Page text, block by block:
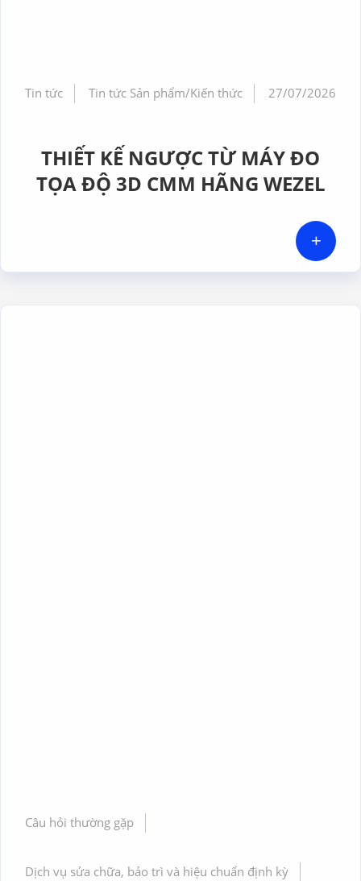
Tin tức Tin tức Sản phẩm/Kiến thức 27/07/2026
THIẾT KẾ NGƯỢC TỪ MÁY ĐO
TỌA ĐỘ 3D CMM HÃNG WEZEL
+
Câu hỏi thường gặp
Dịch vụ sửa chữa, bảo trì và hiệu chuẩn định kỳ